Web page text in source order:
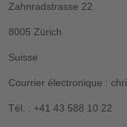
Zahnradstrasse 22
8005 Zürich
Suisse
Courrier électronique :
Tél. : +41 43 588 10 22